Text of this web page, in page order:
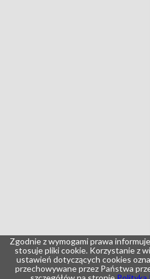
Zgodnie z wymogami prawa
stosuje plikicookie. Korzystanie z
ustawień dotyczących cookies
przechowywane przez Państwa